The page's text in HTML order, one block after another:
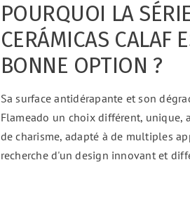
POURQUOI LA
CERÁMICAS CALAF
BONNE OPTION ?
Sa surface antidérapante et son
Flameado un choix différent, unique,
de charisme, adapté à de multiples
recherche d'un design innovant et